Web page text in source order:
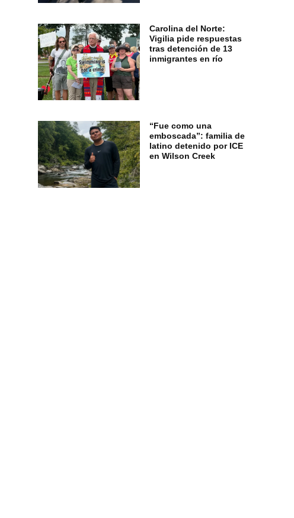
Carolina del Norte:
Vigilia pide respuestas
tras detención de 13
inmigrantes en río
“Fue como una
emboscada”: familia de
latino detenido por ICE
en Wilson Creek